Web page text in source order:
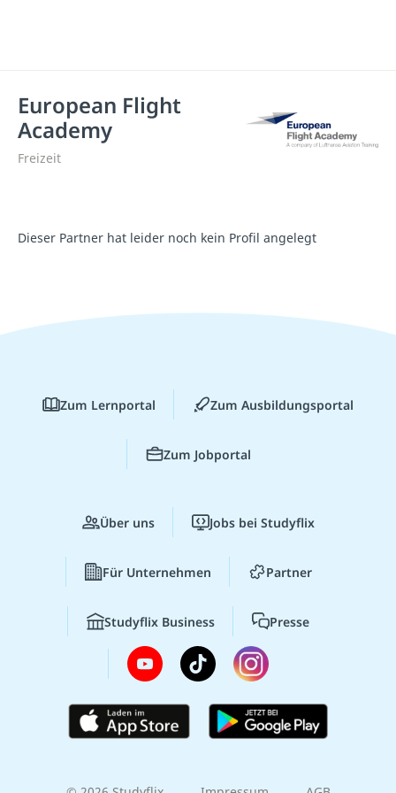
European Flight
Academy
Freizeit
Dieser Partner hat leider noch kein Profil angelegt
Zum Lernportal Zum Ausbildungsportal
Zum Jobportal
Über uns Jobs bei Studyflix
Für Unternehmen Partner
Studyflix Business Presse